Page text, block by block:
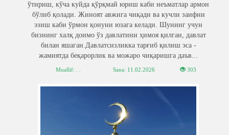
ўтириш, кўча куйда қўрқмай юриш каби неъматлар армон
бўлиб қолади. Жиноят авжига чиқади ва кучли заифни
эзиш каби ўрмон қонуни юзага келади. Шунинг учун
бизнинг халқ доимо ўз давлатини ҳимоя қилган, давлат
билан яшаган.Давлатсизликка тарғиб қилиш эса -
жамиятда беқарорлик ва можаро чиқаришга даъв...
Muallif: . . Sana: 11.02.2026 303